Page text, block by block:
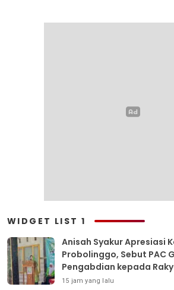
WIDGET LIST 1
Anisah Syakur Apresiasi
Probolinggo, Sebut PAC
Pengabdian kepada
15 jam yang lalu